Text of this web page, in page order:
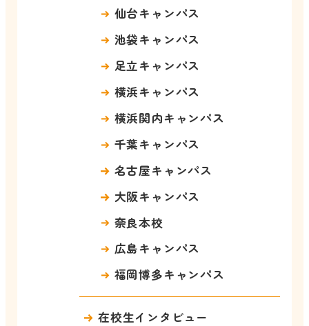
仙台キャンパス
池袋キャンパス
足立キャンパス
横浜キャンパス
横浜関内キャンパス
千葉キャンパス
名古屋キャンパス
大阪キャンパス
奈良本校
広島キャンパス
福岡博多キャンパス
在校生インタビュー